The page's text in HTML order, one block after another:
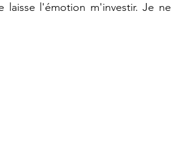
laisse l'émotion m'investir. Je ne